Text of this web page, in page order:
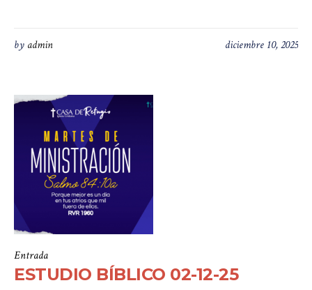
diciembre 10, 2025
by admin
Entrada
ESTUDIO BÍBLICO 02-12-25